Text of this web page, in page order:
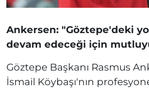
Ankersen: "Göztepe'deki
devam edeceği için
Göztepe Başkanı Rasmus
İsmail Köybaşı'nın